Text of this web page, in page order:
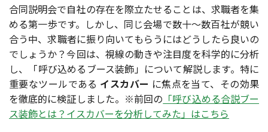
合同説明会で自社の存在を際立たせることは、求職者を集
める第一歩です。しかし、同じ会場で数十～数百社が競い
合う中、求職者に振り向いてもらうにはどうしたら良いの
でしょうか？今回は、視線の動きや注目度を科学的に分析
し、「呼び込めるブース装飾」について解説します。特に
重要なツールである イスカバー に焦点を当て、その効果
を徹底的に検証しました。※前回の 「呼び込める合説ブー
ス装飾とは？イスカバーを分析してみた」はこちら